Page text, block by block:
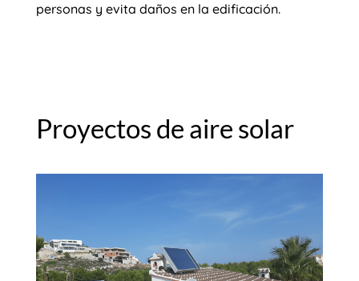
personas y evita daños en la edificación.
Proyectos de aire solar